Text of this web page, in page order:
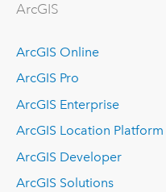
ArcGIS
ArcGIS Online
ArcGIS Pro
ArcGIS Enterprise
ArcGIS Location Platform
ArcGIS Developer
ArcGIS Solutions